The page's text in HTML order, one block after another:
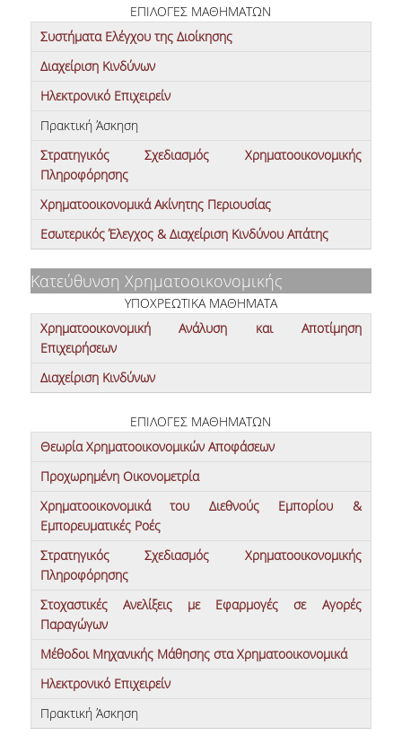
ΕΠΙΛΟΓΕΣ ΜΑΘΗΜΑΤΩΝ
Συστήματα Ελέγχου της Διοίκησης
Διαχείριση Κινδύνων
Ηλεκτρονικό Επιχειρείν
Πρακτική Άσκηση
Στρατηγικός Σχεδιασμός Χρηματοοικονομικής
Πληροφόρησης
Χρηματοοικονομικά Ακίνητης Περιουσίας
Εσωτερικός Έλεγχος & Διαχείριση Κινδύνου Απάτης
Κατεύθυνση Χρηματοοικονομικής
ΥΠΟΧΡΕΩΤΙΚΑ ΜΑΘΗΜΑΤΑ
Χρηματοοικονομική Ανάλυση και Αποτίμηση
Επιχειρήσεων
Διαχείριση Κινδύνων
ΕΠΙΛΟΓΕΣ ΜΑΘΗΜΑΤΩΝ
Θεωρία Χρηματοοικονομικών Αποφάσεων
Προχωρημένη Οικονομετρία
Χρηματοοικονομικά του Διεθνούς Εμπορίου &
Εμπορευματικές Ροές
Στρατηγικός Σχεδιασμός Χρηματοοικονομικής
Πληροφόρησης
Στοχαστικές Ανελίξεις με Εφαρμογές σε Αγορές
Παραγώγων
Μέθοδοι Μηχανικής Μάθησης στα Χρηματοοικονομικά
Ηλεκτρονικό Επιχειρείν
Πρακτική Άσκηση